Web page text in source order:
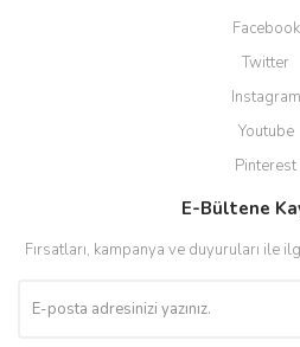
Facebook
Twitter
Instagram
Youtube
Pinterest
E-Bültene
Fırsatları, kampanya ve duyuruları ile